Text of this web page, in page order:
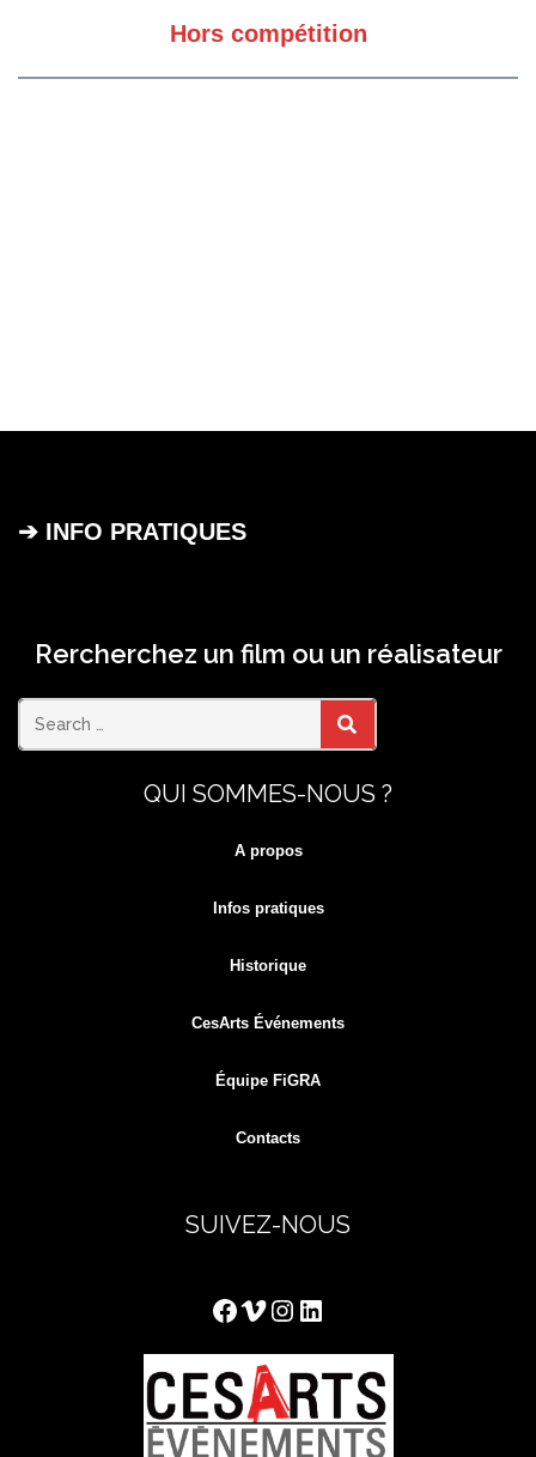
Hors compétition
➔ INFO PRATIQUES
Rercherchez un film ou un réalisateur
Search SEARCH
QUI SOMMES-NOUS ?
A propos
Infos pratiques
Historique
CesArts Événements
Équipe FiGRA
Contacts
SUIVEZ-NOUS
Facebook
Vimeo
Instagram
LinkedIn